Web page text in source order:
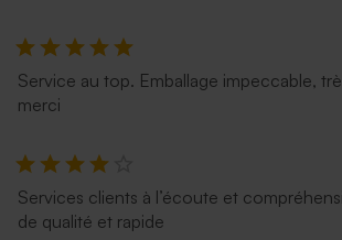
Service au top. Emballage impeccable,
merci
Services clients à l’écoute et
de qualité et rapide